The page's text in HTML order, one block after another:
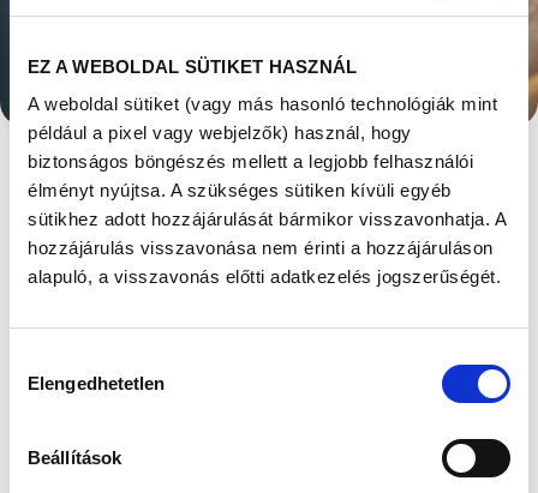
EZ A WEBOLDAL SÜTIKET HASZNÁL
A weboldal sütiket (vagy más hasonló technológiák mint
például a pixel vagy webjelzők) használ, hogy
biztonságos böngészés mellett a legjobb felhasználói
élményt nyújtsa. A szükséges sütiken kívüli egyéb
sütikhez adott hozzájárulását bármikor visszavonhatja. A
hozzájárulás visszavonása nem érinti a hozzájáruláson
alapuló, a visszavonás előtti adatkezelés jogszerűségét.
kiválasztása
Elengedhetetlen
Beállítások
ANDROLÓGIAI
KIVIZSGÁLÁS?
Megjelent: 2023. július 09
Meddőséggel küzdő pároknál az esetek kb
felében a férfinál (vagy a férfinál is) igazolható
csökkenés. Ebből következően a férfiak
párhuzamosan zajlanak.
spermaanalízis, melynek során az ondóminta